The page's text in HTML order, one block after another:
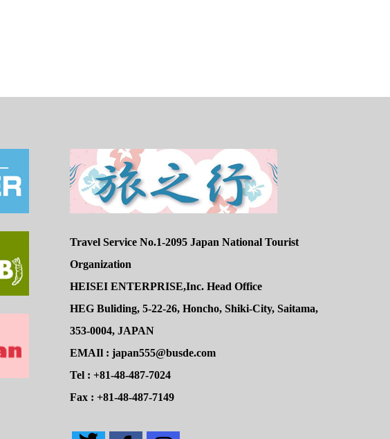
Travel Service No.1-2095 Japan National Tourist
Organization
HEISEI ENTERPRISE,Inc. Head Office
HEG Buliding, 5-22-26, Honcho, Shiki-City, Saitama,
353-0004, JAPAN
EMAIl : japan555@busde.com
Tel : +81-48-487-7024
Fax : +81-48-487-7149